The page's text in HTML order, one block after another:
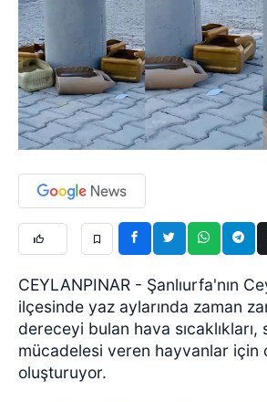
CEYLANPINAR - Şanlıurfa'nın
ilçesinde yaz aylarında zaman
dereceyi bulan hava
mücadelesi veren hayvanlar için
oluşturuyor.